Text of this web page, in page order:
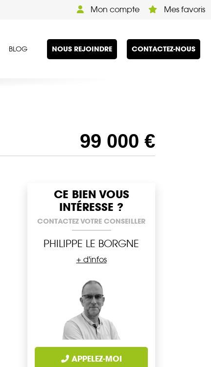
Mon compte Mes favoris
BLOG NOUS REJOINDRE CONTACTEZ-NOUS
99 000 €
CE BIEN VOUS
INTÉRESSE ?
CONTACTEZ VOTRE CONSEILLER
PHILIPPE LE BORGNE
+ d'infos
APPELEZ-MOI